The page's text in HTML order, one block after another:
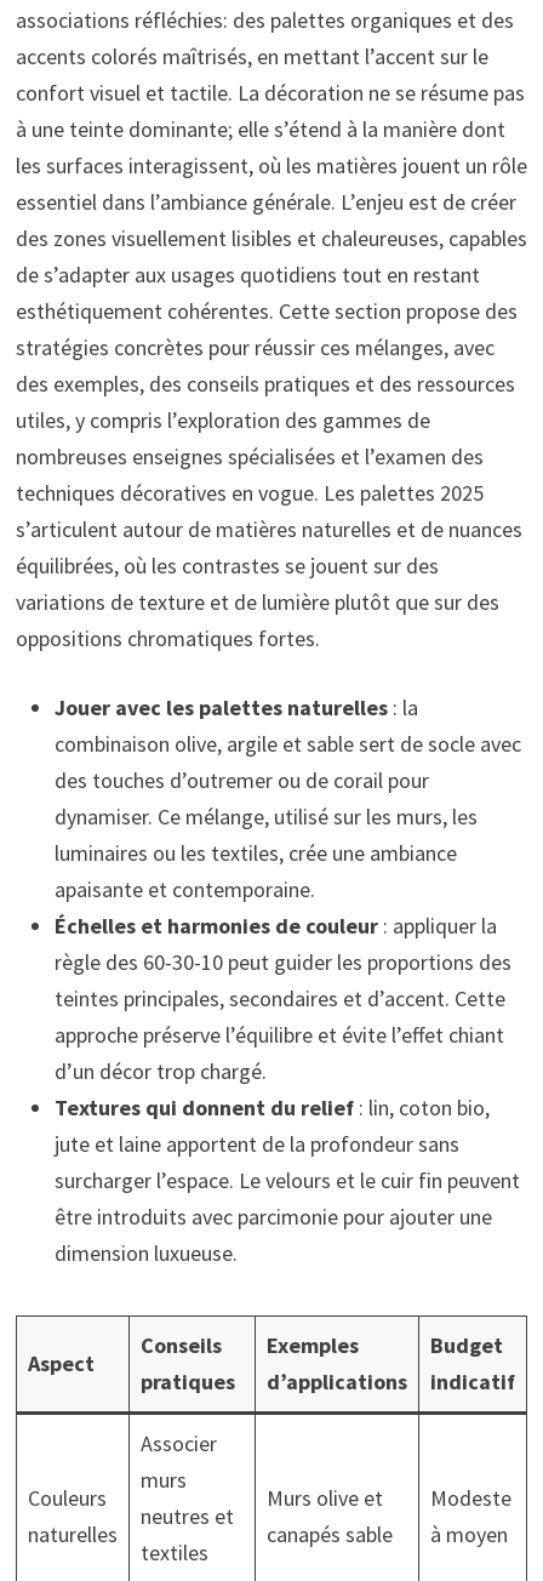
associations réfléchies: des palettes organiques et des
accents colorés maîtrisés, en mettant l’accent sur le
confort visuel et tactile. La décoration ne se résume pas
à une teinte dominante; elle s’étend à la manière dont
les surfaces interagissent, où les matières jouent un rôle
essentiel dans l’ambiance générale. L’enjeu est de créer
des zones visuellement lisibles et chaleureuses, capables
de s’adapter aux usages quotidiens tout en restant
esthétiquement cohérentes. Cette section propose des
stratégies concrètes pour réussir ces mélanges, avec
des exemples, des conseils pratiques et des ressources
utiles, y compris l’exploration des gammes de
nombreuses enseignes spécialisées et l’examen des
techniques décoratives en vogue. Les palettes 2025
s’articulent autour de matières naturelles et de nuances
équilibrées, où les contrastes se jouent sur des
variations de texture et de lumière plutôt que sur des
oppositions chromatiques fortes.
Jouer avec les palettes naturelles: la
combinaison olive, argile et sable sert de socle avec
des touches d’outremer ou de corail pour
dynamiser. Ce mélange, utilisé sur les murs, les
luminaires ou les textiles, crée une ambiance
apaisante et contemporaine.
Échelles et harmonies de couleur: appliquer la
règle des 60-30-10 peut guider les proportions des
teintes principales, secondaires et d’accent. Cette
approche préserve l’équilibre et évite l’effet chiant
d’un décor trop chargé.
Textures qui donnent du relief: lin, coton bio,
jute et laine apportent de la profondeur sans
surcharger l’espace. Le velours et le cuir fin peuvent
être introduits avec parcimonie pour ajouter une
dimension luxueuse.
Aspect
Conseils
pratiques
Exemples
d’applications
Budget
indicatif
Couleurs
naturelles
Associer
murs
neutres et
textiles
Murs olive et
canapés sable
Modeste
à moyen